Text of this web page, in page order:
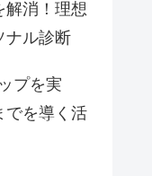
解消！理想
ナル診断
プを実
でを導く活